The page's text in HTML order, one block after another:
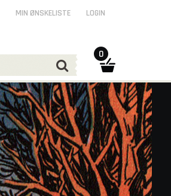
MIN ØNSKELISTE LOGIN
0